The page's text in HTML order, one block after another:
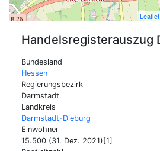
Leaflet
Handelsregisterauszug
Bundesland
Hessen
Regierungsbezirk
Darmstadt
Landkreis
Darmstadt-Dieburg
Einwohner
15.500 (31. Dez. 2021)[1]